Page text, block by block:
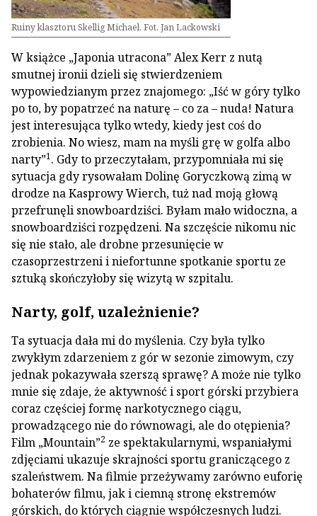
Ruiny klasztoru Skellig Michael. Fot. Jan Lackowski
W książce „Japonia utracona” Alex Kerr z nutą
smutnej ironii dzieli się stwierdzeniem
wypowiedzianym przez znajomego: „Iść w góry tylko
po to, by popatrzeć na naturę – co za – nuda! Natura
jest interesująca tylko wtedy, kiedy jest coś do
zrobienia. No wiesz, mam na myśli grę w golfa albo
narty”1. Gdy to przeczytałam, przypomniała mi się
sytuacja gdy rysowałam Dolinę Goryczkową zimą w
drodze na Kasprowy Wierch, tuż nad moją głową
przefrunęli snowboardziści. Byłam mało widoczna, a
snowboardziści rozpędzeni. Na szczęście nikomu nic
się nie stało, ale drobne przesunięcie w
czasoprzestrzeni i niefortunne spotkanie sportu ze
sztuką skończyłoby się wizytą w szpitalu.
Narty, golf, uzależnienie?
Ta sytuacja dała mi do myślenia. Czy była tylko
zwykłym zdarzeniem z gór w sezonie zimowym, czy
jednak pokazywała szerszą sprawę? A może nie tylko
mnie się zdaje, że aktywność i sport górski przybiera
coraz częściej formę narkotycznego ciągu,
prowadzącego nie do równowagi, ale do otępienia?
Film „Mountain”2 ze spektakularnymi, wspaniałymi
zdjęciami ukazuje skrajności sportu graniczącego z
szaleństwem. Na filmie przeżywamy zarówno euforię
bohaterów filmu, jak i ciemną stronę ekstremów
górskich, do których ciągnie współczesnych ludzi.